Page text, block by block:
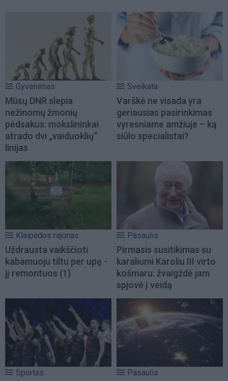
Gyvenimas
Mūsų DNR slepia
nežinomų žmonių
pėdsakus: mokslininkai
atrado dvi „vaiduoklių“
linijas
Sveikata
Varškė ne visada yra
geriausias pasirinkimas
vyresniame amžiuje – ką
siūlo specialistai?
Klaipėdos rajonas
Uždrausta vaikščioti
kabamuoju tiltu per upę -
jį remontuos (1)
Pasaulis
Pirmasis susitikimas su
karaliumi Karoliu III virto
košmaru: žvaigždė jam
spjovė į veidą
Sportas Pasaulis